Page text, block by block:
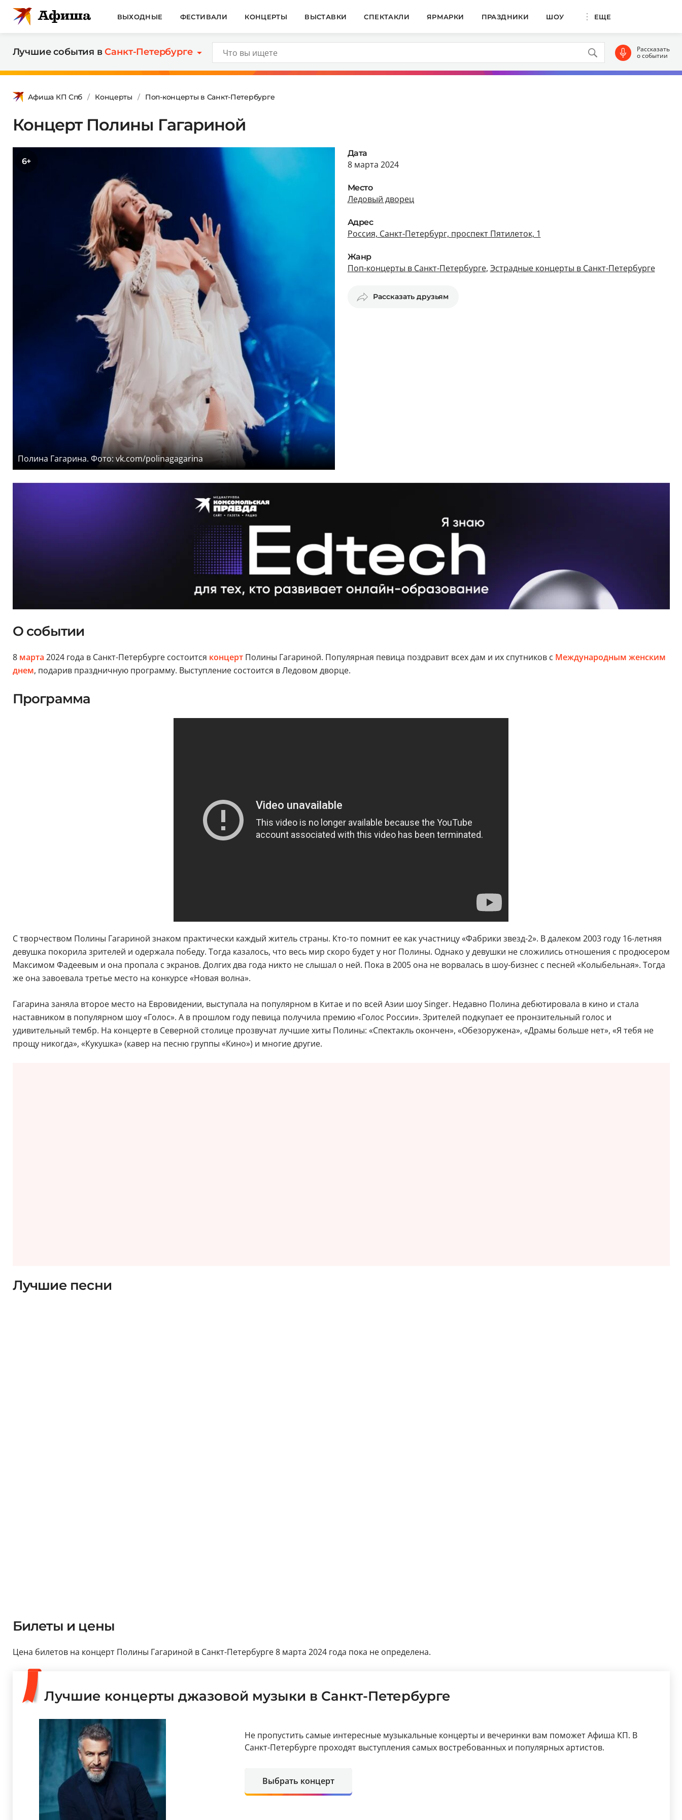
ВЫХОДНЫЕ ФЕСТИВАЛИ КОНЦЕРТЫ ВЫСТАВКИ СПЕКТАКЛИ ЯРМАРКИ ПРАЗДНИКИ ШОУ ЕЩЕ
Лучшие события вСанкт-Петербурге Рассказать
о событии
Афиша КП Спб Концерты Поп-концерты в Санкт-Петербурге
Концерт Полины Гагариной
6+
Полина Гагарина. Фото: vk.com/polinagagarina
Дата
8 марта 2024
Место
Ледовый дворец
Адрес
Россия, Санкт-Петербург, проспект Пятилеток, 1
Жанр
Поп-концерты в Санкт-Петербурге, Эстрадные концерты в Санкт-Петербурге
Рассказать друзьям
О событии
8 марта 2024 года в Санкт-Петербурге состоится концертПолины Гагариной. Популярная певица поздравит всех дам и их спутников с Международным женским
днем, подарив праздничную программу. Выступление состоится в Ледовом дворце.
Программа
С творчеством Полины Гагариной знаком практически каждый житель страны. Кто-то помнит ее как участницу «Фабрики звезд-2». В далеком 2003 году 16-летняя
девушка покорила зрителей и одержала победу. Тогда казалось, что весь мир скоро будет у ног Полины. Однако у девушки не сложились отношения с продюсером
Максимом Фадеевым и она пропала с экранов. Долгих два года никто не слышал о ней. Пока в 2005 она не ворвалась в шоу-бизнес с песней «Колыбельная». Тогда
же она завоевала третье место на конкурсе «Новая волна».
Гагарина заняла второе место на Евровидении, выступала на популярном в Китае и по всей Азии шоу Singer. Недавно Полина дебютировала в кино и стала
наставником в популярном шоу «Голос». А в прошлом году певица получила премию «Голос России». Зрителей подкупает ее пронзительный голос и
удивительный тембр. На концерте в Северной столице прозвучат лучшие хиты Полины: «Спектакль окончен», «Обезоружена», «Драмы больше нет», «Я тебя не
прощу никогда», «Кукушка» (кавер на песню группы «Кино») и многие другие.
Лучшие песни
Билеты и цены
Цена билетов на концерт Полины Гагариной в Санкт-Петербурге 8 марта 2024 года пока не определена.
Лучшие концерты джазовой музыки в Санкт-Петербурге
Не пропустить самые интересные музыкальные концерты и вечеринки вам поможет Афиша КП. В
Санкт-Петербурге проходят выступления самых востребованных и популярных артистов.
Выбрать концерт